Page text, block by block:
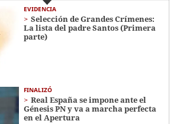
EVIDENCIA
Selección de Grandes Crímenes:
La lista del padre Santos (Primera
parte)
FINALIZÓ
Real España se impone ante el
Génesis PN y va a marcha perfecta
en el Apertura